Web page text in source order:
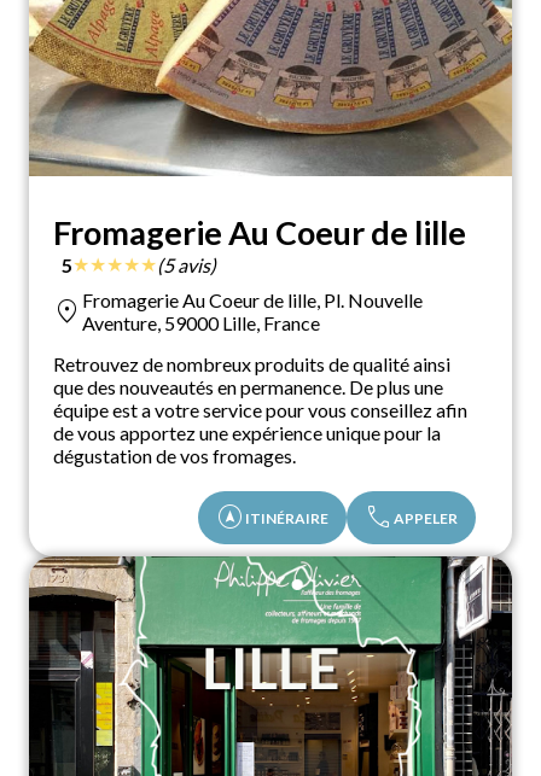
Fromagerie Au Coeur de lille
5★★★★★(5 avis)
location_on Fromagerie Au Coeur de lille, Pl. Nouvelle
Aventure, 59000 Lille, France
Retrouvez de nombreux produits de qualité ainsi
que des nouveautés en permanence. De plus une
équipe est a votre service pour vous conseillez afin
de vous apportez une expérience unique pour la
dégustation de vos fromages.
assistant_navigation ITINÉRAIRE call APPELER